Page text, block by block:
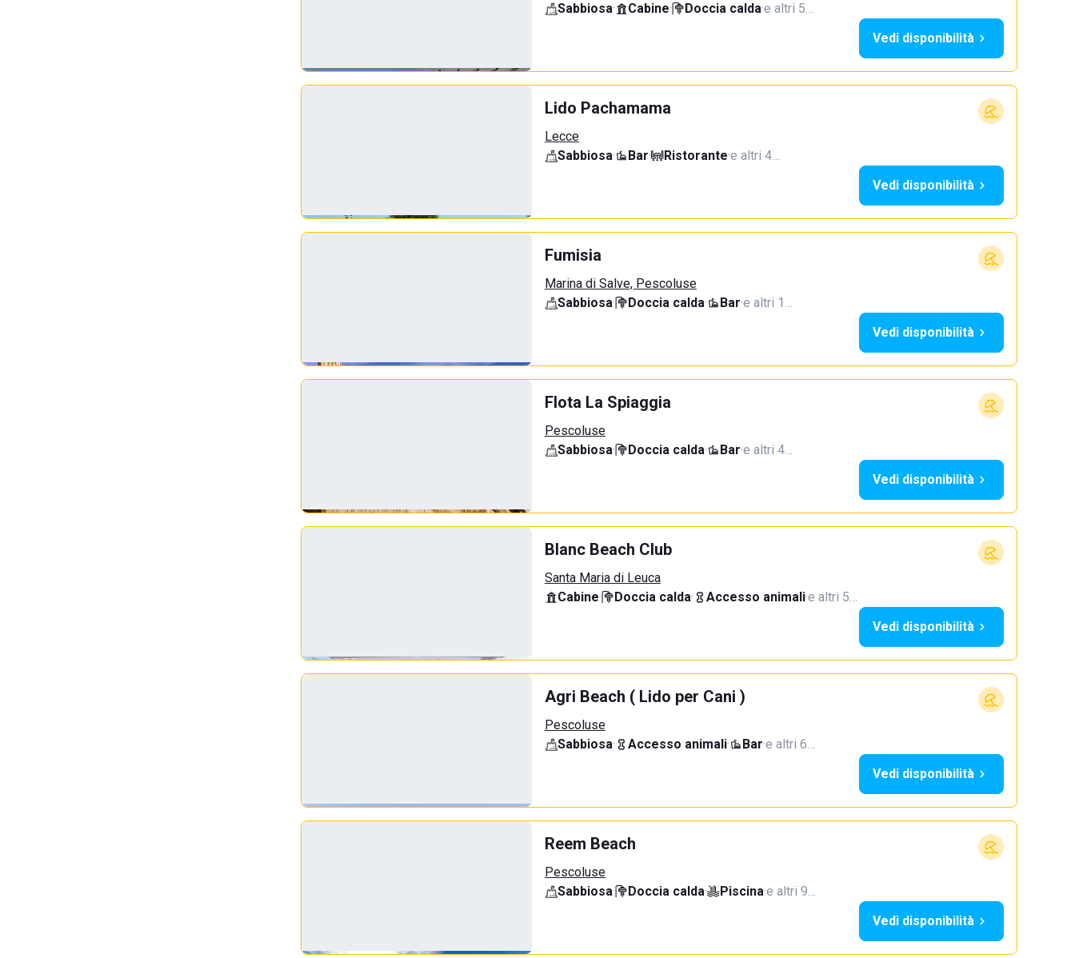
Sabbiosa· Cabine· Doccia calda·e altri 5…
Vedi disponibilità
Lido Pachamama
Lecce
Sabbiosa· Bar· Ristorante·e altri 4…
Vedi disponibilità
Fumisia
Marina di Salve, Pescoluse
Sabbiosa· Doccia calda· Bar·e altri 1…
Vedi disponibilità
Flota La Spiaggia
Pescoluse
Sabbiosa· Doccia calda· Bar·e altri 4…
Vedi disponibilità
Blanc Beach Club
Santa Maria di Leuca
Cabine· Doccia calda· Accesso animali·e altri 5…
Vedi disponibilità
Agri Beach ( Lido per Cani )
Pescoluse
Sabbiosa· Accesso animali· Bar·e altri 6…
Vedi disponibilità
Reem Beach
Pescoluse
Sabbiosa· Doccia calda· Piscina·e altri 9…
Vedi disponibilità